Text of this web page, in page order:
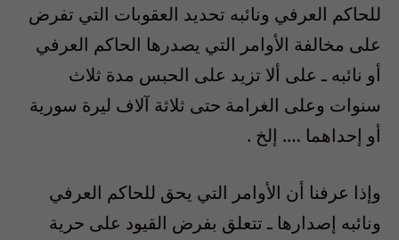
للحاكم العرفي ونائبه تحديد العقوبات التي تفرض
على مخالفة الأوامر التي يصدرها الحاكم العرفي
أو نائبه ـ على ألا تزيد على الحبس مدة ثلاث
سنوات وعلى الغرامة حتى ثلاثة آلاف ليرة سورية
أو إحداهما …. إلخ .
وإذا عرفنا أن الأوامر التي يحق للحاكم العرفي
ونائبه إصدارها ـ تتعلق بفرض القيود على حرية